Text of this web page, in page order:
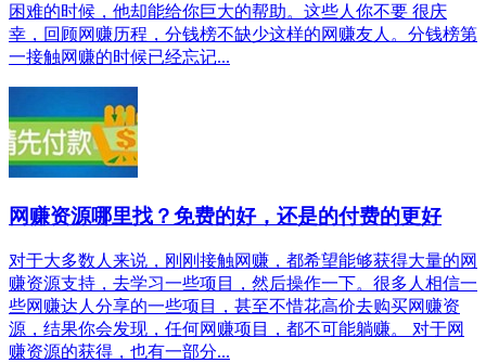
困难的时候，他却能给你巨大的帮助。这些人你不要 很庆
幸，回顾网赚历程，分钱榜不缺少这样的网赚友人。分钱榜第
一接触网赚的时候已经忘记...
网赚资源哪里找？免费的好，还是的付费的更好
对于大多数人来说，刚刚接触网赚，都希望能够获得大量的网
赚资源支持，去学习一些项目，然后操作一下。很多人相信一
些网赚达人分享的一些项目，甚至不惜花高价去购买网赚资
源，结果你会发现，任何网赚项目，都不可能躺赚。 对于网
赚资源的获得，也有一部分...